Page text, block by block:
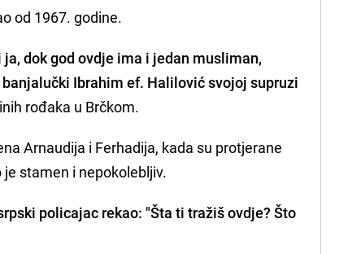
od 1967. godine.
dok god ovdje ima i jedan musliman,
Ibrahim ef. Halilović svojoj supruzi
rođaka u Brčkom.
Arnaudija i Ferhadija, kada su protjerane
stamen i nepokolebljiv.
policajac rekao: "Šta ti tražiš ovdje? Što